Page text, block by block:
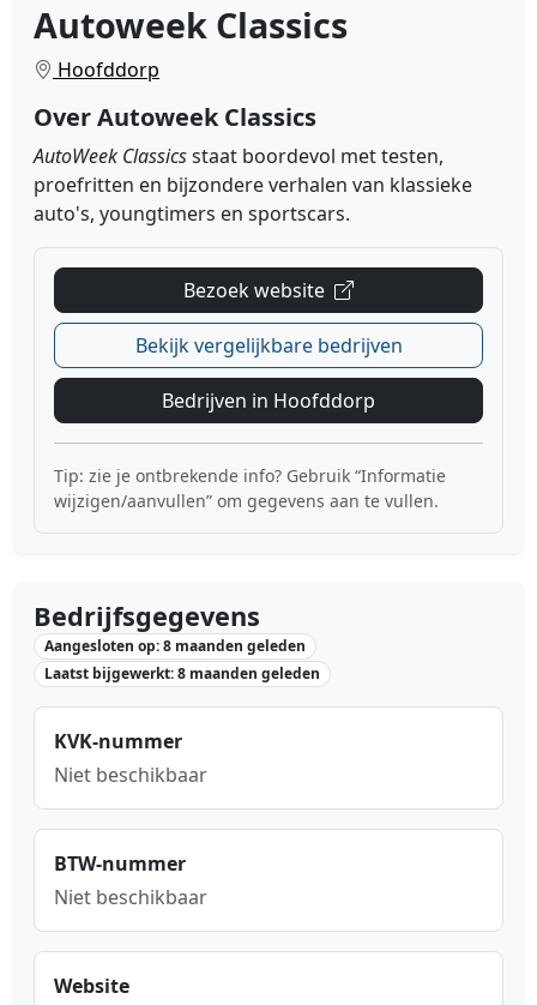
Autoweek Classics
Hoofddorp
Over Autoweek Classics
AutoWeek Classicsstaat boordevol met testen,
proefritten en bijzondere verhalen van klassieke
auto's, youngtimers en sportscars.
Bezoek website
Bekijk vergelijkbare bedrijven
Bedrijven in Hoofddorp
Tip: zie je ontbrekende info? Gebruik “Informatie
wijzigen/aanvullen” om gegevens aan te vullen.
Bedrijfsgegevens
Aangesloten op: 8 maanden geleden
Laatst bijgewerkt: 8 maanden geleden
KVK-nummer
Niet beschikbaar
BTW-nummer
Niet beschikbaar
Website